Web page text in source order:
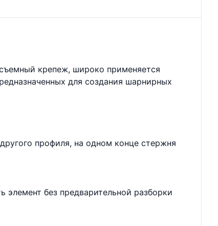
крепеж, широко применяется
для создания шарнирных
профиля, на одном конце стержня
без предварительной разборки